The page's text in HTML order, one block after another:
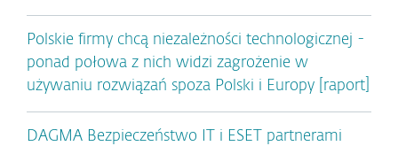
Polskie firmy chcą niezależności technologicznej -
ponad połowa z nich widzi zagrożenie w
używaniu rozwiązań spoza Polski i Europy [raport]
DAGMA Bezpieczeństwo IT i ESET partnerami